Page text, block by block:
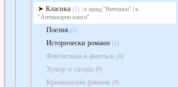
Класика (1)
| в щанд "Витошки" | в
"Антикварни книги"
Поезия (1)
Исторически романи (1)
Фантастика и фентъзи (0)
Хумор и сатира (0)
Криминални романи (0)